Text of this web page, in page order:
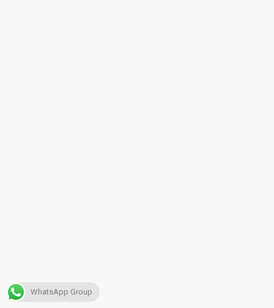
WhatsApp Group